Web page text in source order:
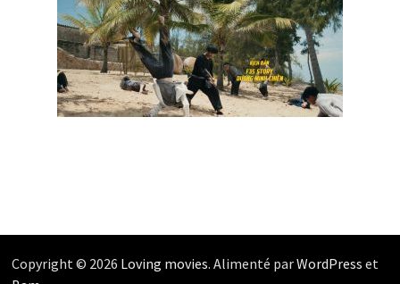
Copyright © 2026 Loving movies. Alimenté parWordPress et